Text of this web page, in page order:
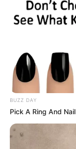
BUZZ DAY
Pick A Ring And